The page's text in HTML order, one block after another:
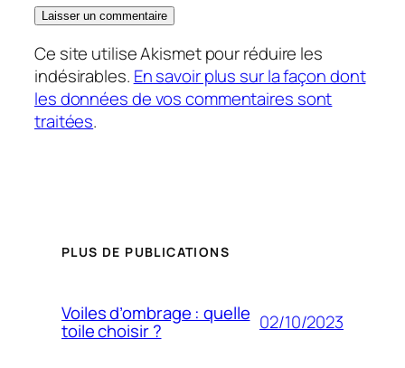
Ce site utilise Akismet pour réduire les
indésirables. En savoir plus sur la façon dont
les données de vos commentaires sont
traitées.
PLUS DE PUBLICATIONS
Voiles d’ombrage : quelle
toile choisir ? 02/10/2023